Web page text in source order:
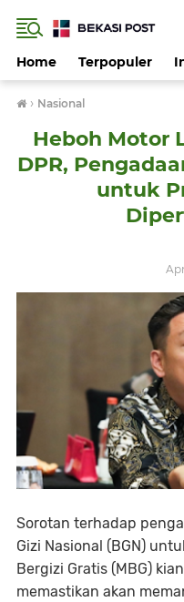
Home Terpopuler
› Nasional
Heboh Motor
DPR,
untuk
Sorotan terhadap
Gizi Nasional (BGN)
Bergizi Gratis (MBG)
memastikan akan